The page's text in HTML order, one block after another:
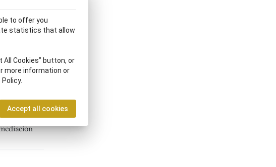
to offer you
statistics that allow
Cookies” button, or
more information or
Accept all cookies